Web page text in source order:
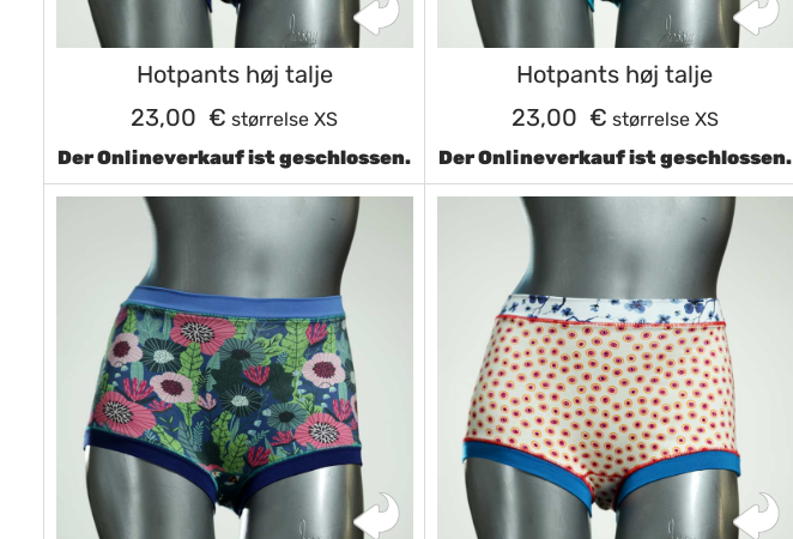
Hotpants høj talje
23,00 € størrelse XS
Der Onlineverkauf ist geschlossen.
Hotpants høj talje
23,00 € størrelse XS
Der Onlineverkauf ist geschlossen.